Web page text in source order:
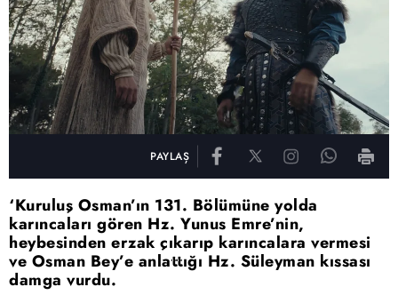
PAYLAŞ
‘Kuruluş Osman’ın 131. Bölümüne yolda
karıncaları gören Hz. Yunus Emre’nin,
heybesinden erzak çıkarıp karıncalara vermesi
ve Osman Bey’e anlattığı Hz. Süleyman kıssası
damga vurdu.